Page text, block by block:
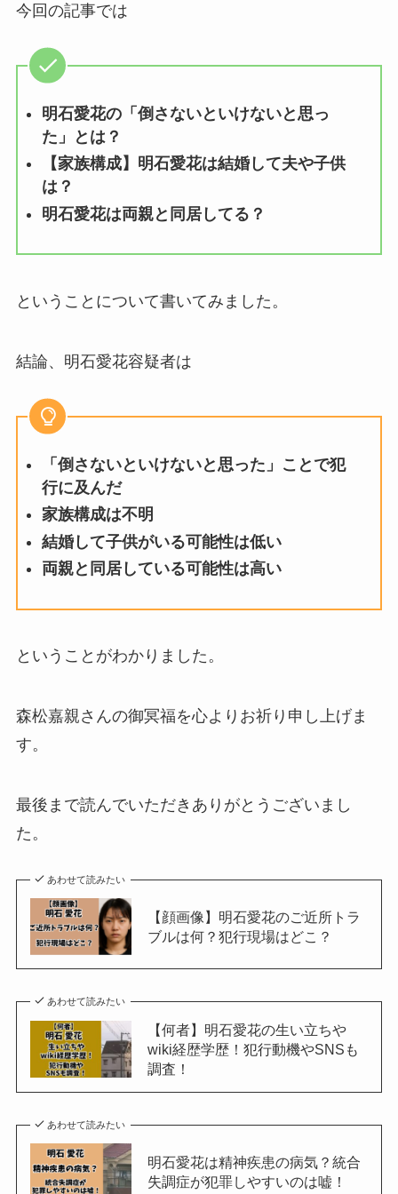
今回の記事では
明石愛花の「倒さないといけないと思っ
た」とは？
【家族構成】明石愛花は結婚して夫や子供
は？
明石愛花は両親と同居してる？
ということについて書いてみました。
結論、明石愛花容疑者は
「倒さないといけないと思った」ことで犯
行に及んだ
家族構成は不明
結婚して子供がいる可能性は低い
両親と同居している可能性は高い
ということがわかりました。
森松嘉親さんの御冥福を心よりお祈り申し上げま
す。
最後まで読んでいただきありがとうございまし
た。
あわせて読みたい
【顔画像】明石愛花のご近所トラ
ブルは何？犯行現場はどこ？
あわせて読みたい
【何者】明石愛花の生い立ちや
wiki経歴学歴！犯行動機やSNSも
調査！
あわせて読みたい
明石愛花は精神疾患の病気？統合
失調症が犯罪しやすいのは嘘！